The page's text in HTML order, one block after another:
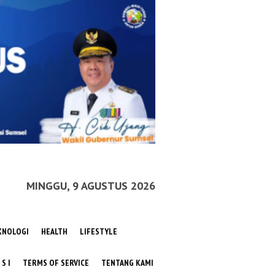
MINGGU, 9 AGUSTUS 2026
HEALTH LIFESTYLE
S I TERMS OF SERVICE TENTANG KAMI